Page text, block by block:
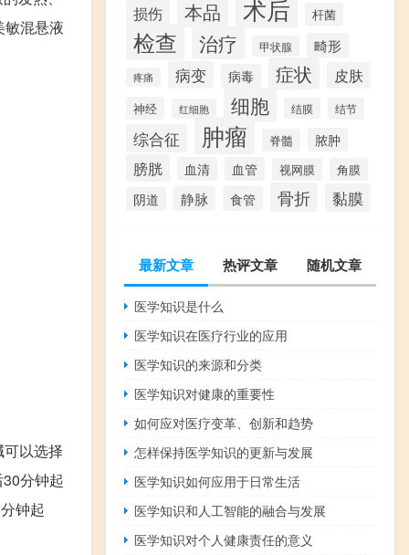
混悬液
以选择
分钟起
钟起
损伤 本品 术后 杆菌
检查 治疗 甲状腺 畸形
疼痛 病变 病毒 症状 皮肤
神经 红细胞 细胞 结膜 结节
综合征 肿瘤 脊髓 脓肿
膀胱 血清 血管 视网膜 角膜
阴道 静脉 食管 骨折 黏膜
最新文章 热评文章 随机文章
医学知识是什么
医学知识在医疗行业的应用
医学知识的来源和分类
医学知识对健康的重要性
如何应对医疗变革、创新和趋势
怎样保持医学知识的更新与发展
医学知识如何应用于日常生活
医学知识和人工智能的融合与发展
医学知识对个人健康责任的意义